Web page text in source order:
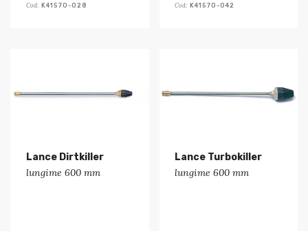
Cod: K41570-028 Cod: K41570-042
Lance Dirtkiller
lungime 600 mm
Lance Turbokiller
lungime 600 mm